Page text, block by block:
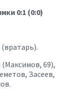
0:1 (0:0)
(вратарь).
69),
Засеев,